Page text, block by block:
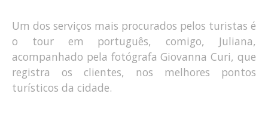
Um dos serviços mais procurados pelos turistas é
o tour em português, comigo, Juliana,
acompanhado pela fotógrafa Giovanna Curi, que
registra os clientes, nos melhores pontos
turísticos da cidade.